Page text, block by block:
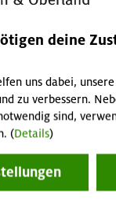
indoor", allgemeine
(Gilching)
deine
uns dabei,
zu verbessern.
sind,
(Details)